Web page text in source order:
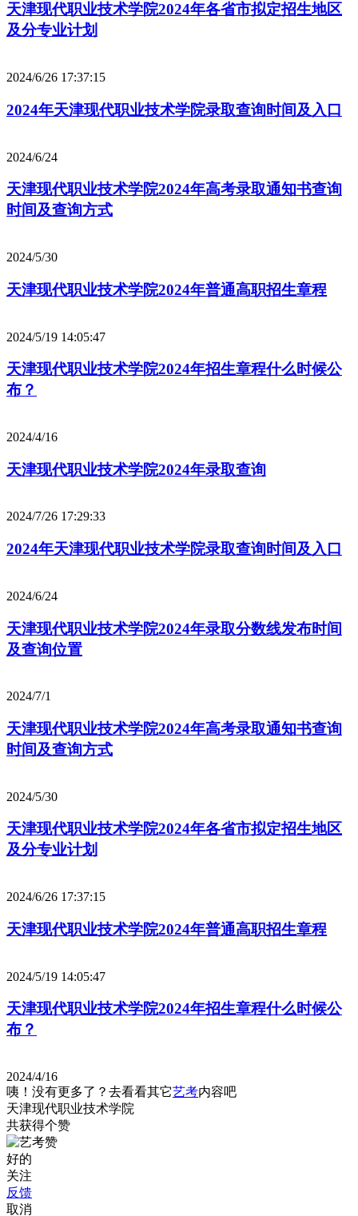
天津现代职业技术学院2024年各省市拟定招生地区
及分专业计划
2024/6/26 17:37:15
2024年天津现代职业技术学院录取查询时间及入口
2024/6/24
天津现代职业技术学院2024年高考录取通知书查询
时间及查询方式
2024/5/30
天津现代职业技术学院2024年普通高职招生章程
2024/5/19 14:05:47
天津现代职业技术学院2024年招生章程什么时候公
布？
2024/4/16
天津现代职业技术学院2024年录取查询
2024/7/26 17:29:33
2024年天津现代职业技术学院录取查询时间及入口
2024/6/24
天津现代职业技术学院2024年录取分数线发布时间
及查询位置
2024/7/1
天津现代职业技术学院2024年高考录取通知书查询
时间及查询方式
2024/5/30
天津现代职业技术学院2024年各省市拟定招生地区
及分专业计划
2024/6/26 17:37:15
天津现代职业技术学院2024年普通高职招生章程
2024/5/19 14:05:47
天津现代职业技术学院2024年招生章程什么时候公
布？
2024/4/16
咦！没有更多了？去看看其它艺考内容吧
天津现代职业技术学院
共获得个赞
好的
关注
反馈
取消